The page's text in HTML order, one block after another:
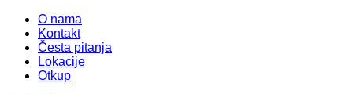
O nama
Kontakt
Česta pitanja
Lokacije
Otkup